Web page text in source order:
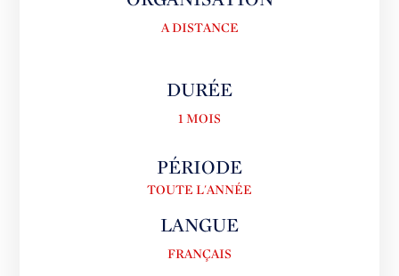
A DISTANCE
DURÉE
1 MOIS
PÉRIODE
TOUTE L'ANNÉE
LANGUE
FRANÇAIS